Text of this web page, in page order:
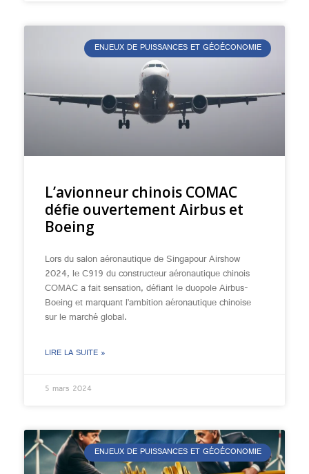
ENJEUX DE PUISSANCES ET GÉOÉCONOMIE
L’avionneur chinois COMAC
défie ouvertement Airbus et
Boeing
Lors du salon aéronautique de Singapour Airshow
2024, le C919 du constructeur aéronautique chinois
COMAC a fait sensation, défiant le duopole Airbus-
Boeing et marquant l’ambition aéronautique chinoise
sur le marché global.
LIRE LA SUITE »
5 mars 2024
ENJEUX DE PUISSANCES ET GÉOÉCONOMIE